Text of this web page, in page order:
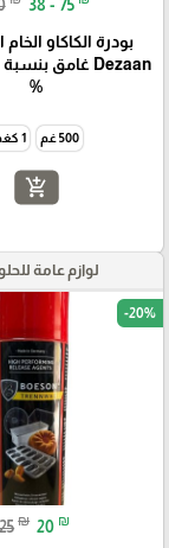
38 - 75
بودرة الكاكاو
%
500 غم 1 كغم
add_shopping_cart
لوازم عامة
-20%
25 ₪ 20 ₪